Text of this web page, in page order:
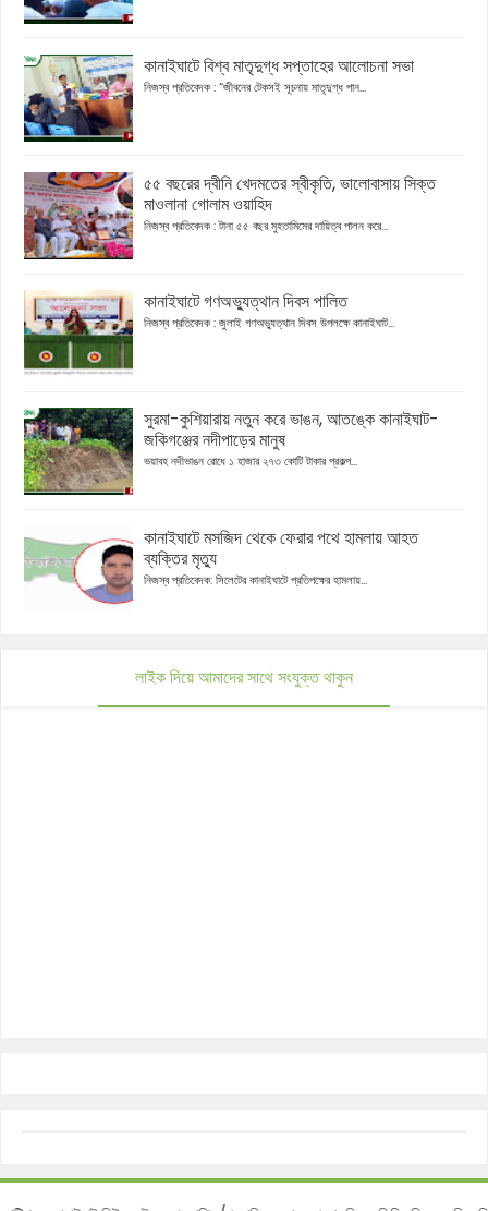
কানাইঘাটে বিশ্ব মাতৃদুগ্ধ সপ্তাহের আলোচনা সভা
নিজস্ব প্রতিবেদক : “জীবনের টেকসই সূচনায় মাতৃদুগ্ধ পান...
৫৫ বছরের দ্বীনি খেদমতের স্বীকৃতি, ভালোবাসায় সিক্ত
মাওলানা গোলাম ওয়াহিদ
নিজস্ব প্রতিবেদক : টানা ৫৫ বছর মুহতামিমের দায়িত্ব পালন করে...
কানাইঘাটে গণঅভ্যুত্থান দিবস পালিত
নিজস্ব প্রতিবেদক : জুলাই গণঅভ্যুত্থান দিবস উপলক্ষে কানাইঘাট...
সুরমা-কুশিয়ারায় নতুন করে ভাঙন, আতঙ্কে কানাইঘাট-
জকিগঞ্জের নদীপাড়ের মানুষ
ভয়াবহ নদীভাঙন রোধে ১ হাজার ২৭৩ কোটি টাকার প্রকল্প...
কানাইঘাটে মসজিদ থেকে ফেরার পথে হামলায় আহত
ব্যক্তির মৃত্যু
নিজস্ব প্রতিবেদক: সিলেটের কানাইঘাটে প্রতিপক্ষের হামলায়...
লাইক দিয়ে আমাদের সাথে সংযুক্ত থাকুন